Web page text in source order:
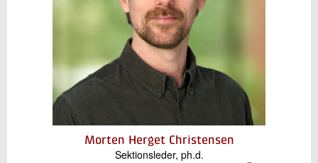
Morten Herget Christensen
Sektionsleder, ph.d.